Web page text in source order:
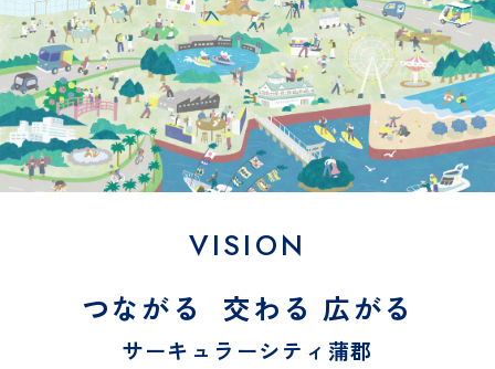
VISION
つながる 交わる 広がる
サーキュラーシティ蒲郡